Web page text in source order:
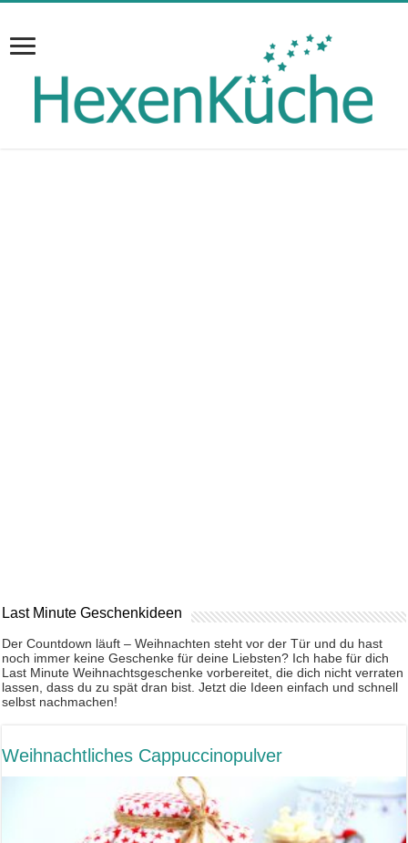
Last Minute Geschenkideen
Der Countdown läuft – Weihnachten steht vor der Tür und du hast
noch immer keine Geschenke für deine Liebsten? Ich habe für dich
Last Minute Weihnachtsgeschenke vorbereitet, die dich nicht verraten
lassen, dass du zu spät dran bist. Jetzt die Ideen einfach und schnell
selbst nachmachen!
Weihnachtliches Cappuccinopulver